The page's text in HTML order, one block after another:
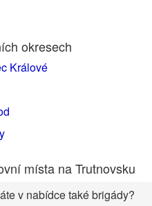
okresech
Králové
místa na Trutnovsku
v nabídce také brigády?